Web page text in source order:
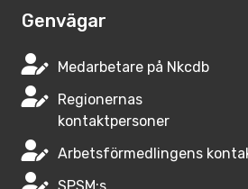
Genvägar
Medarbetare på Nkcdb
Regionernas
kontaktpersoner
Arbetsförmedlingens